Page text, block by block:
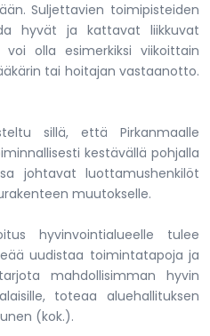
Suljettavien toimipisteiden
hyvät ja kattavat liikkuvat
voi olla esimerkiksi viikoittain
tai hoitajan vastaanotto.
sillä, että Pirkanmaalle
kestävällä pohjalla
johtavat luottamushenkilöt
muutokselle.
hyvinvointialueelle tulee
uudistaa toimintatapoja ja
mahdollisimman hyvin
toteaa aluehallituksen
(kok.).